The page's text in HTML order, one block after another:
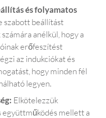
és folyamatos
szabott beállítást
anélkül, hogy a
erőfeszítést
az indukciókat és
hogy minden fél
legyen.
Elkötelezzük
együttműködés mellett a